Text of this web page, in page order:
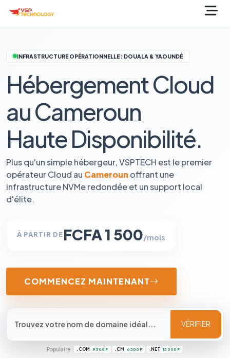
INFRASTRUCTURE OPÉRATIONNELLE : DOUALA & YAOUNDÉ
Hébergement Cloud
au Cameroun
Haute Disponibilité.
Plus qu'un simple hébergeur, VSPTECH est le premier
opérateur Cloud au Cameroun offrant une
infrastructure NVMe redondée et un support local
d'élite.
À PARTIR DEFCFA 1 500/mois
COMMENCEZ MAINTENANT
VÉRIFIER
Populaire : .COM 9 500 F .CM 6 500 F .NET 15 000 F